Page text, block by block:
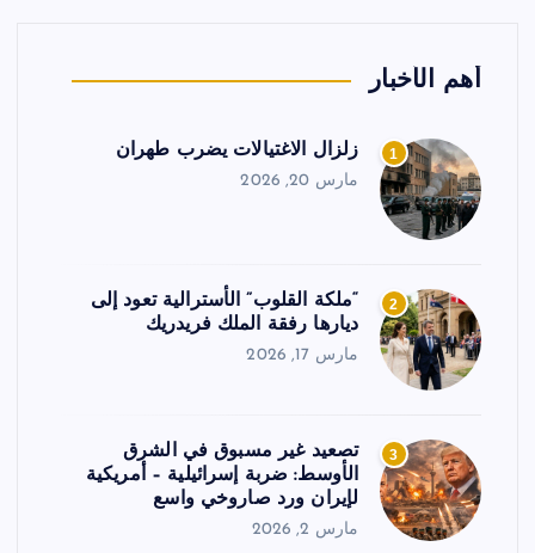
أهم الأخبار
1 زلزال الاغتيالات يضرب طهران
مارس 20, 2026
2
“ملكة القلوب” الأسترالية تعود إلى
ديارها رفقة الملك فريدريك
مارس 17, 2026
3
تصعيد غير مسبوق في الشرق
الأوسط: ضربة إسرائيلية – أمريكية
لإيران ورد صاروخي واسع
مارس 2, 2026